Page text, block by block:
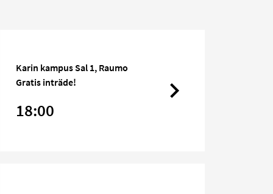
Karin kampus Sal 1, Raumo
Gratis inträde!
18:00